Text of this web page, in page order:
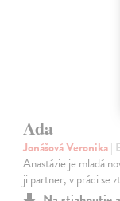
Ada
Jonášová Veronika|
Anastázie je mladá
ji partner, v práci se